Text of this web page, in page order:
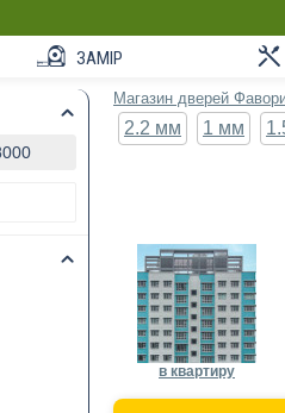
ЗАМІР
Магазин дверей
2.2 мм 1 мм
в квартиру